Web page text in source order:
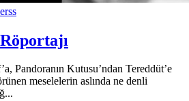
Pandoranın Kutusu’ndan Tereddüt’e
meselelerin aslında ne denli